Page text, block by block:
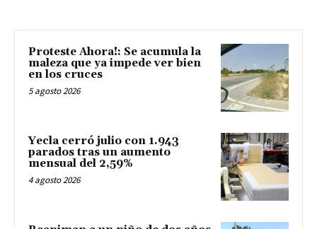
Proteste Ahora!: Se acumula la
maleza que ya impede ver bien
en los cruces
5 agosto 2026
Yecla cerró julio con 1.943
parados tras un aumento
mensual del 2,59%
4 agosto 2026